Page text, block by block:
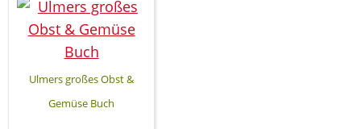
Ulmers großes Obst &
Gemüse Buch